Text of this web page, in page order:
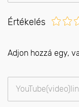
Értékelés
Adjon hozzá egy,